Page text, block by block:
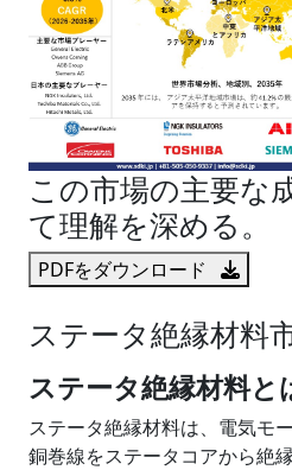
この市場の主要な
て理解を深める。
PDFをダウンロード
ステータ絶縁材料
ステータ絶縁材料と
ステータ絶縁材料は、電気モ
銅巻線をステータコアから絶